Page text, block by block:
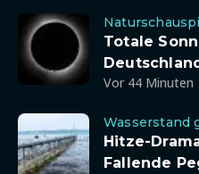
Totale
Vor 44 Minuten
Wasserstand
Hitze-
Fallende